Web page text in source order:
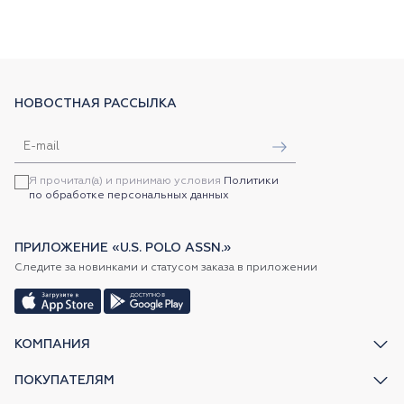
КОМПАНИЯ
ПОКУПАТЕЛЯМ
НОВОСТНАЯ РАССЫЛКА
Я прочитал(а) и принимаю условия Политики
по обработке персональных данных
ПРИЛОЖЕНИЕ «U.S. POLO ASSN.»
Следите за новинками и статусом заказа в приложении